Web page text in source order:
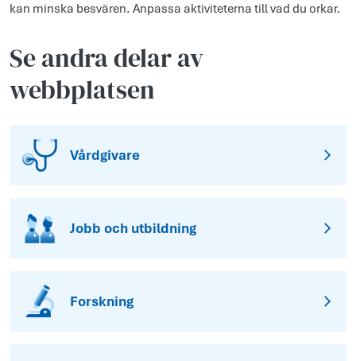
kan minska besvären. Anpassa aktiviteterna till vad du orkar.
Se andra delar av
webbplatsen
Vårdgivare
Jobb och utbildning
Forskning